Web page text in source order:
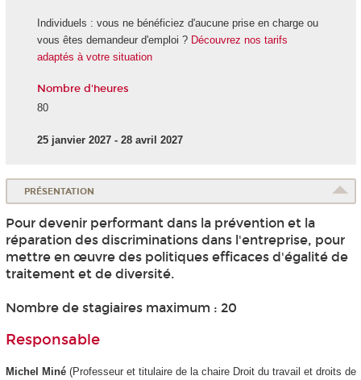
Individuels : vous ne bénéficiez d'aucune prise en charge ou
vous êtes demandeur d'emploi ? Découvrez nos tarifs
adaptés à votre situation
Nombre d'heures
80
25 janvier 2027 - 28 avril 2027
PRÉSENTATION
Pour devenir performant dans la prévention et la
réparation des discriminations dans l'entreprise, pour
mettre en œuvre des politiques efficaces d'égalité de
traitement et de diversité.
Nombre de stagiaires maximum : 20
Responsable
Michel Miné(Professeur et titulaire de la chaire Droit du travail et droits de